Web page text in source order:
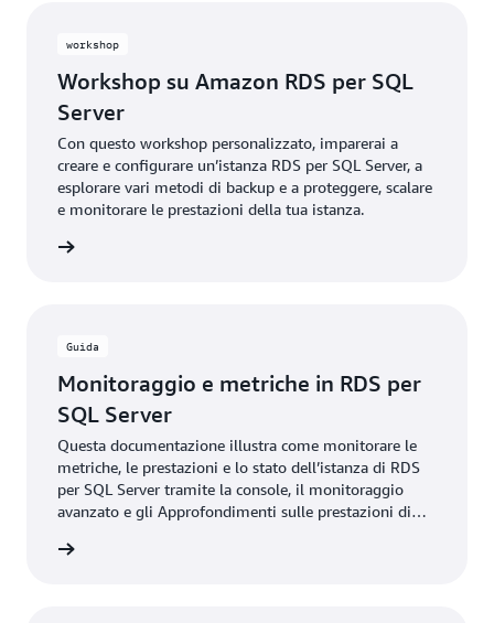
workshop
Workshop su Amazon RDS per SQL
Server
Con questo workshop personalizzato, imparerai a
creare e configurare un’istanza RDS per SQL Server, a
esplorare vari metodi di backup e a proteggere, scalare
e monitorare le prestazioni della tua istanza.
Guida
Monitoraggio e metriche in RDS per
SQL Server
Questa documentazione illustra come monitorare le
metriche, le prestazioni e lo stato dell’istanza di RDS
per SQL Server tramite la console, il monitoraggio
avanzato e gli Approfondimenti sulle prestazioni di